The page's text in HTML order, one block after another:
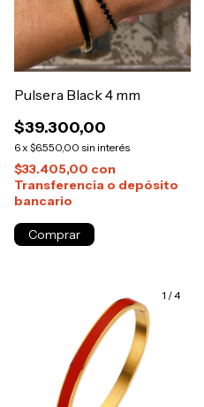
Pulsera Black 4 mm
$39.300,00
6 x $6.550,00 sin interés
$33.405,00 con
Transferencia o depósito
bancario
1 /4